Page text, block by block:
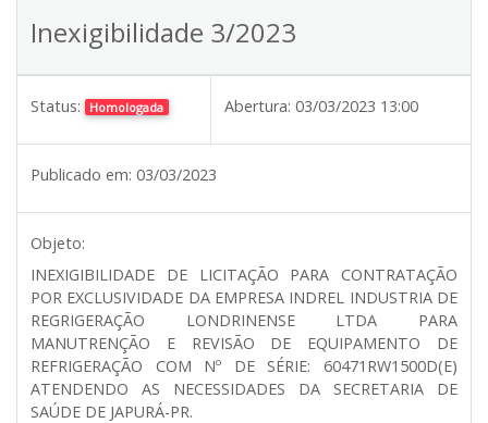
Inexigibilidade 3/2023
Status: Homologada Abertura: 03/03/2023 13:00
Publicado em: 03/03/2023
Objeto:
INEXIGIBILIDADE DE LICITAÇÃO PARA CONTRATAÇÃO
POR EXCLUSIVIDADE DA EMPRESA INDREL INDUSTRIA DE
REGRIGERAÇÃO LONDRINENSE LTDA PARA
MANUTRENÇÃO E REVISÃO DE EQUIPAMENTO DE
REFRIGERAÇÃO COM Nº DE SÉRIE: 60471RW1500D(E)
ATENDENDO AS NECESSIDADES DA SECRETARIA DE
SAÚDE DE JAPURÁ-PR.